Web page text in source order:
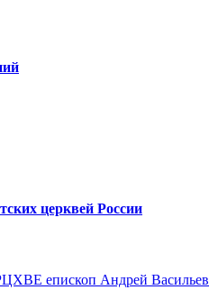
церквей России